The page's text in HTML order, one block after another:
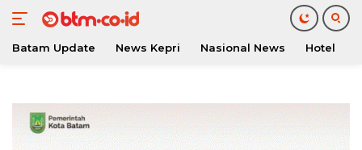
konten
Batam Update News Kepri Nasional News Hotel